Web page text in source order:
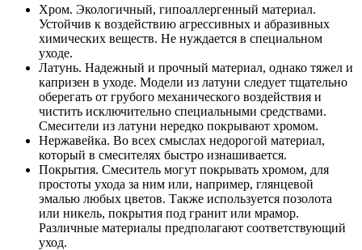
Хром. Экологичный, гипоаллергенный материал.
Устойчив к воздействию агрессивных и абразивных
химических веществ. Не нуждается в специальном
уходе.
Латунь. Надежный и прочный материал, однако тяжел и
капризен в уходе. Модели из латуни следует тщательно
оберегать от грубого механического воздействия и
чистить исключительно специальными средствами.
Смесители из латуни нередко покрывают хромом.
Нержавейка. Во всех смыслах недорогой материал,
который в смесителях быстро изнашивается.
Покрытия. Смеситель могут покрывать хромом, для
простоты ухода за ним или, например, глянцевой
эмалью любых цветов. Также используется позолота
или никель, покрытия под гранит или мрамор.
Различные материалы предполагают соответствующий
уход.